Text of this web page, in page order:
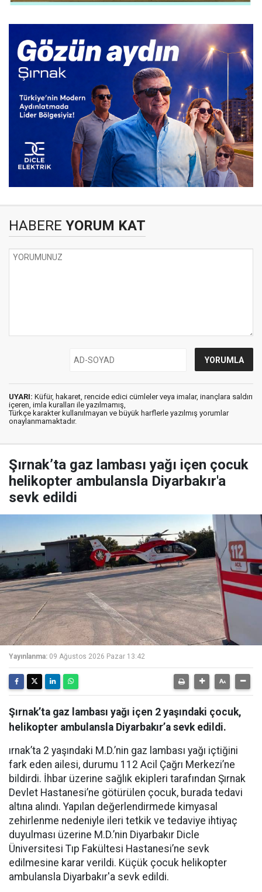
HABERE YORUM KAT
UYARI: Küfür, hakaret, rencide edici cümleler veya imalar, inançlara saldırı
içeren, imla kuralları ile yazılmamış,
Türkçe karakter kullanılmayan ve büyük harflerle yazılmış yorumlar
onaylanmamaktadır.
Şırnak’ta gaz lambası yağı içen çocuk
helikopter ambulansla Diyarbakır'a
sevk edildi
Yayınlanma: 09 Ağustos 2026 Pazar 13:42
Şırnak’ta gaz lambası yağı içen 2 yaşındaki çocuk,
helikopter ambulansla Diyarbakır’a sevk edildi.
ırnak’ta 2 yaşındaki M.D.’nin gaz lambası yağı içtiğini
fark eden ailesi, durumu 112 Acil Çağrı Merkezi’ne
bildirdi. İhbar üzerine sağlık ekipleri tarafından Şırnak
Devlet Hastanesi’ne götürülen çocuk, burada tedavi
altına alındı. Yapılan değerlendirmede kimyasal
zehirlenme nedeniyle ileri tetkik ve tedaviye ihtiyaç
duyulması üzerine M.D.’nin Diyarbakır Dicle
Üniversitesi Tıp Fakültesi Hastanesi’ne sevk
edilmesine karar verildi. Küçük çocuk helikopter
ambulansla Diyarbakır'a sevk edildi.